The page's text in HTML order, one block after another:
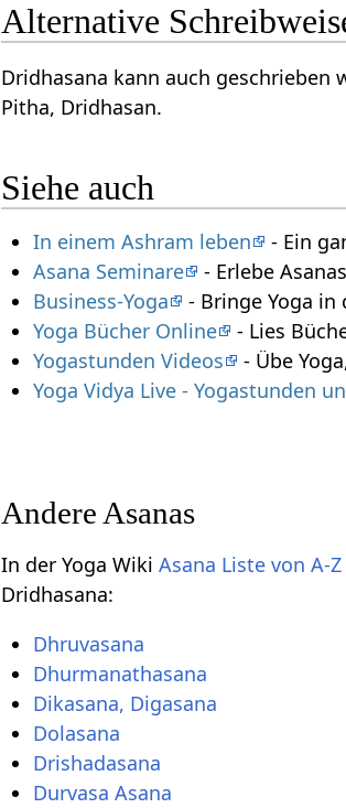
Alternative
Dridhasana kann auch geschrieben
Pitha, Dridhasan.
Siehe auch
In einem Ashram leben
- Ein
Asana Seminare
- Erlebe
Business-Yoga
- Bringe Yoga
Yoga Bücher Online
- Lies
Yogastunden Videos
- Übe
Yoga Vidya Live - Yogastunden
Andere Asanas
In der Yoga WikiAsana Liste von A-Z
Dridhasana:
Dhruvasana
Dhurmanathasana
Dikasana, Digasana
Dolasana
Drishadasana
Durvasa Asana